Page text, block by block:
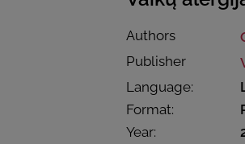
Authors
Publisher
Language:
Format:
Year: